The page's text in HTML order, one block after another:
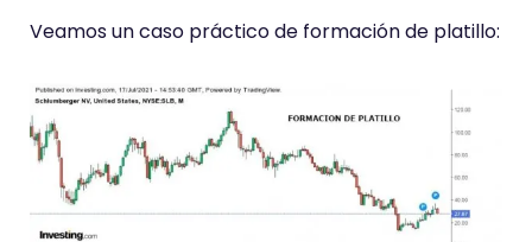
Veamos un caso práctico de formación de platillo: